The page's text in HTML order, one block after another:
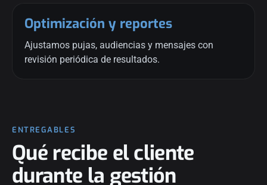
Optimización y reportes
Ajustamos pujas, audiencias y mensajes con
revisión periódica de resultados.
ENTREGABLES
Qué recibe el cliente
durante la gestión